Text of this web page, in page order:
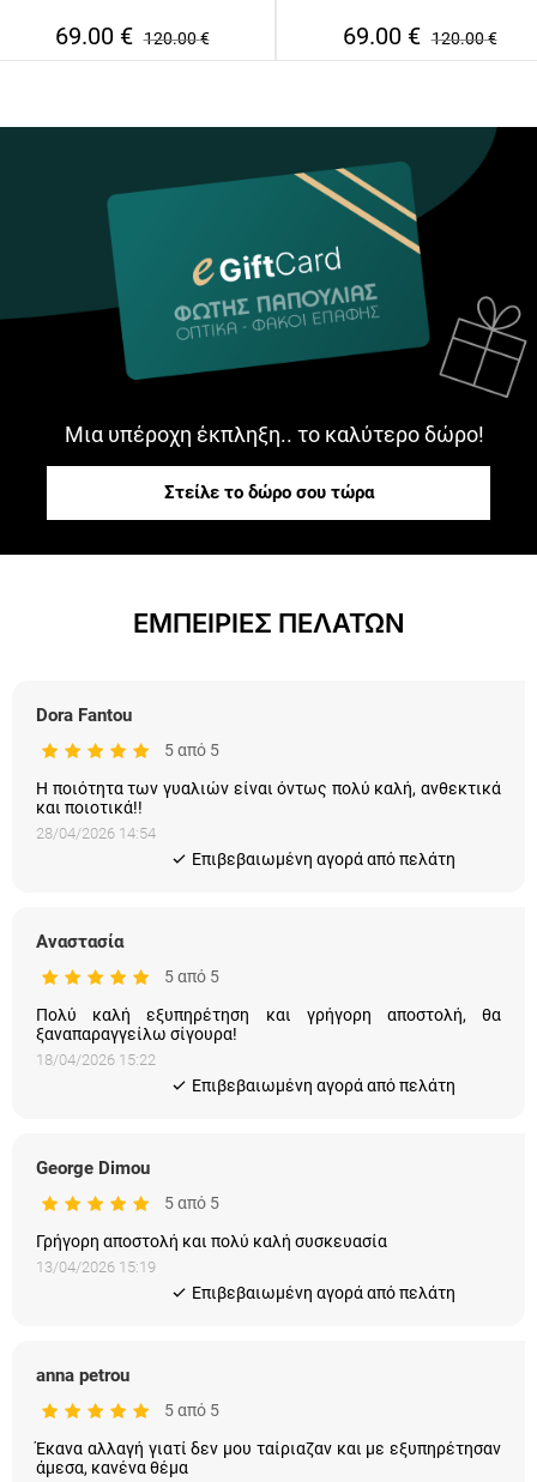
69.00 € 120.00€ 69.00 € 120.00€
Μια υπέροχη έκπληξη.. το καλύτερο δώρο!
Στείλε το δώρο σου τώρα
ΕΜΠΕΙΡΙΕΣ ΠΕΛΑΤΩΝ
Dora Fantou
5 από 5
Η ποιότητα των γυαλιών είναι όντως πολύ καλή, ανθεκτικά
και ποιοτικά!!
28/04/2026 14:54
Eπιβεβαιωμένη αγορά από πελάτη
Αναστασία
5 από 5
Πολύ καλή εξυπηρέτηση και γρήγορη αποστολή, θα
ξαναπαραγγείλω σίγουρα!
18/04/2026 15:22
Eπιβεβαιωμένη αγορά από πελάτη
George Dimou
5 από 5
Γρήγορη αποστολή και πολύ καλή συσκευασία
13/04/2026 15:19
Eπιβεβαιωμένη αγορά από πελάτη
anna petrou
5 από 5
Έκανα αλλαγή γιατί δεν μου ταίριαζαν και με εξυπηρέτησαν
άμεσα, κανένα θέμα